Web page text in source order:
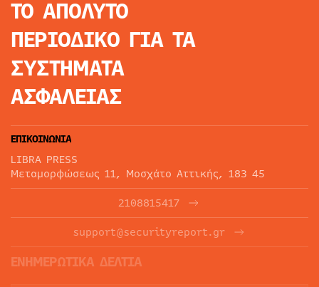
ΤΟ ΑΠΟΛΥΤΟ
ΠΕΡΙΟΔΙΚΟ ΓΙΑ ΤΑ
ΣΥΣΤΗΜΑΤΑ
ΑΣΦΑΛΕΙΑΣ
ΕΠΙΚΟΙΝΩΝΙΑ
LIBRA PRESS
Μεταμορφώσεως 11, Μοσχάτο Αττικής, 183 45
2108815417
support@securityreport.gr
ΕΝΗΜΕΡΩΤΙΚΑ ΔΕΛΤΙΑ